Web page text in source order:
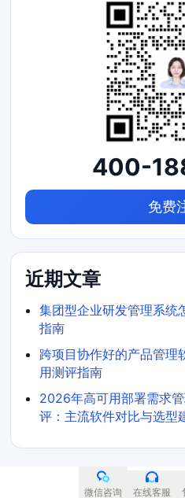
400-
免费
近期文章
集团型企业研发管理系
指南
跨项目协作好的产品管
用测评指南
2026年高可用部署需求
评：主流软件对比与选型
微信咨询 在线客服